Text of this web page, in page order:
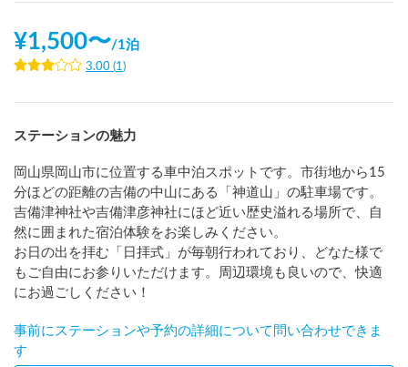
¥1,500〜/1泊
3.00 (1 )
ステーションの魅力
岡山県岡山市に位置する車中泊スポットです。市街地から15
分ほどの距離の吉備の中山にある「神道山」の駐車場です。
吉備津神社や吉備津彦神社にほど近い歴史溢れる場所で、自
然に囲まれた宿泊体験をお楽しみください。
お日の出を拝む「日拝式」が毎朝行われており、どなた様で
もご自由にお参りいただけます。周辺環境も良いので、快適
にお過ごしください！
事前にステーションや予約の詳細について問い合わせできま
す